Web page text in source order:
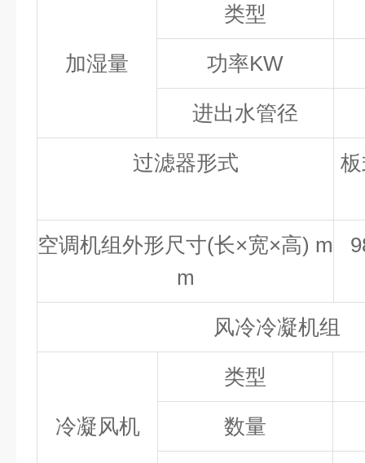
加湿量
类型
功率KW
进出水管径
过滤器形式
空调机组外形尺寸(长×宽×高) m
m
风冷冷凝机组
冷凝风机
类型
数量